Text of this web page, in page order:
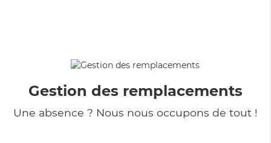
Gestion des remplacements
Une absence ? Nous nous occupons de tout !